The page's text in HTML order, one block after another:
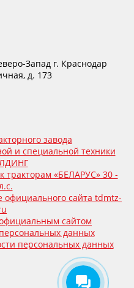
Запад г. Краснодар
д. 173
завода
и специальной техники
тракторам «БЕЛАРУС» 30 -
официального сайта tdmtz-
сайтом
данных
персональных данных